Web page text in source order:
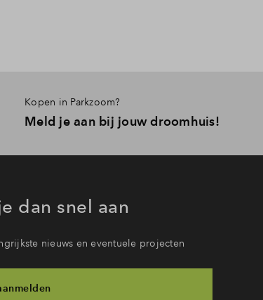
Kopen in Parkzoom?
Meld je aan bij jouw droomhuis!
dan snel aan
nieuws en eventuele projecten